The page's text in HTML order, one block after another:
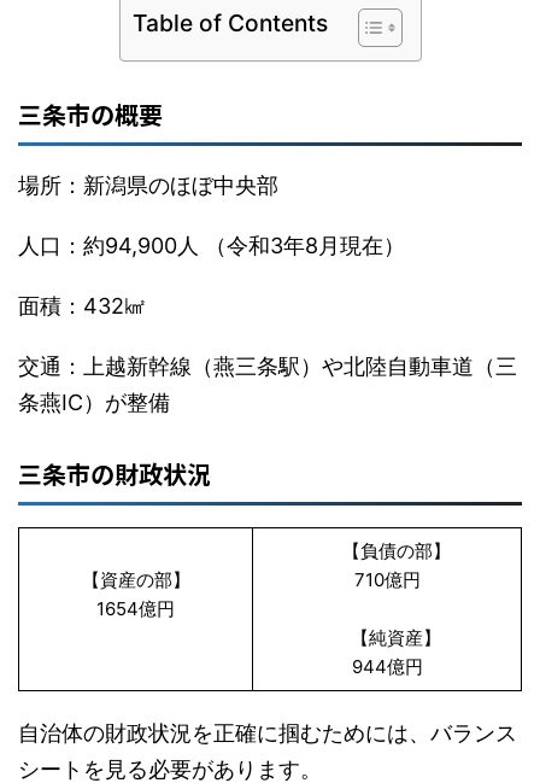
Table of Contents
三条市の概要
場所：新潟県のほぼ中央部
人口：約94,900人 （令和3年8月現在）
面積：432㎢
交通：上越新幹線（燕三条駅）や北陸自動車道（三
条燕IC）が整備
三条市の財政状況
【資産の部】
1654億円
【負債の部】
710億円
【純資産】
944億円
自治体の財政状況を正確に掴むためには、バランス
シートを見る必要があります。